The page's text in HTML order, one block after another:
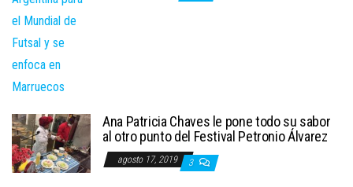
Ana Patricia Chaves le pone todo su sabor
al otro punto del Festival Petronio Álvarez
agosto 17, 2019 3